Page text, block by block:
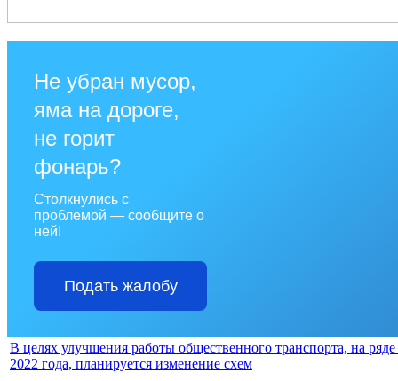
Не убран мусор,
яма на дороге,
не горит
фонарь?
Столкнулись с
проблемой — сообщите о
ней!
Подать жалобу
В целях улучшения работы общественного транспорта, на
2022 года, планируется изменение схем